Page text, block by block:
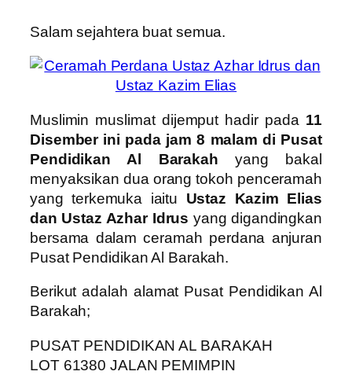
Salam sejahtera buat semua.
Muslimin muslimat dijemput hadir pada 11
Disember ini pada jam 8 malam di Pusat
Pendidikan Al Barakah yang bakal
menyaksikan dua orang tokoh penceramah
yang terkemuka iaitu Ustaz Kazim Elias
dan Ustaz Azhar Idrus yang digandingkan
bersama dalam ceramah perdana anjuran
Pusat Pendidikan Al Barakah.
Berikut adalah alamat Pusat Pendidikan Al
Barakah;
PUSAT PENDIDIKAN AL BARAKAH
LOT 61380 JALAN PEMIMPIN